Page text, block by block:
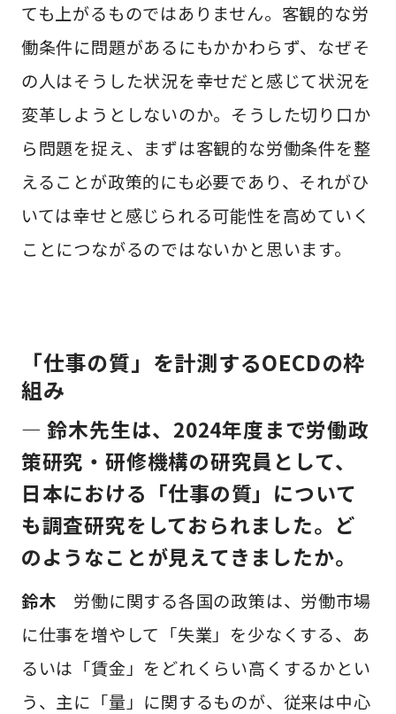
ても上がるものではありません。客観的な労
働条件に問題があるにもかかわらず、なぜそ
の人はそうした状況を幸せだと感じて状況を
変革しようとしないのか。そうした切り口か
ら問題を捉え、まずは客観的な労働条件を整
えることが政策的にも必要であり、それがひ
いては幸せと感じられる可能性を高めていく
ことにつながるのではないかと思います。
「仕事の質」を計測するOECDの枠
組み
— 鈴木先生は、2024年度まで労働政
策研究・研修機構の研究員として、
日本における「仕事の質」について
も調査研究をしておられました。ど
のようなことが見えてきましたか。
鈴木 労働に関する各国の政策は、労働市場
に仕事を増やして「失業」を少なくする、あ
るいは「賃金」をどれくらい高くするかとい
う、主に「量」に関するものが、従来は中心